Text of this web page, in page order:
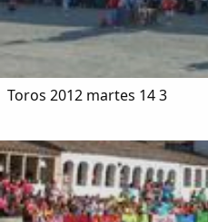
Toros 2012 martes 14 3